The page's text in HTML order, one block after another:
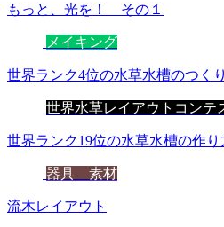
もっと、光を！ その１
メイキング
世界ランク4位の水草水槽のつ
世界水草レイアウトコンテ
世界ランク19位の水草水槽の作
器具 素材
流木レイアウト